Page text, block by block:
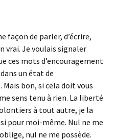
façon de parler, d’écrire,
vrai. Je voulais signaler
ces mots d’encouragement
un état de
bon, si cela doit vous
sens tenu à rien. La liberté
à tout autre, je la
pour moi-même. Nul ne me
nul ne me possède.